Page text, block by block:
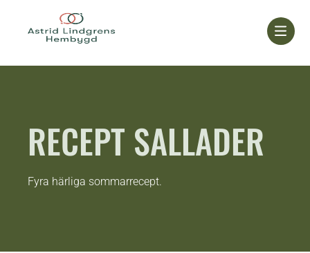
Skip
RECEPT SALLADER
Fyra härliga sommarrecept.